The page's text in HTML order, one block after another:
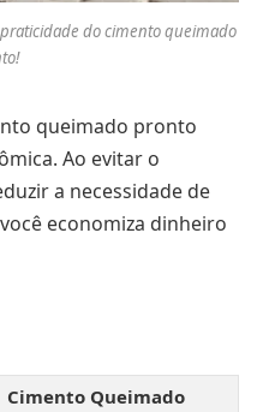
do cimento queimado
queimado pronto
Ao evitar o
a necessidade de
economiza dinheiro
Cimento Queimado